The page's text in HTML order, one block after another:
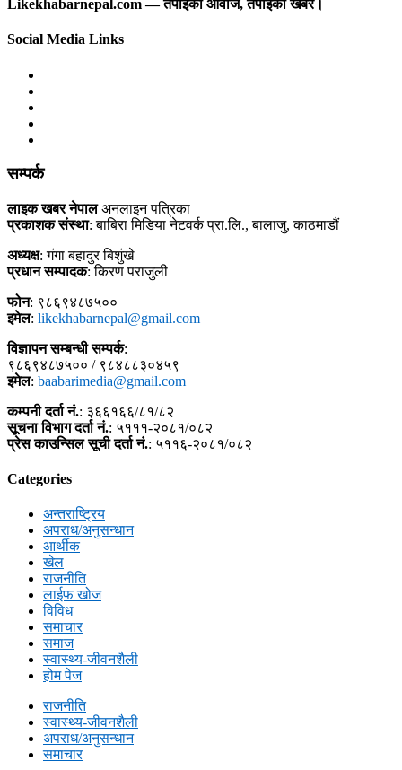
Likekhabarnepal.com — तपाईंको आवाज, तपाईंको खबर।
Social Media Links
सम्पर्क
लाइक खबर नेपालअनलाइन पत्रिका
प्रकाशक संस्था: बाबिरा मिडिया नेटवर्क प्रा.लि., बालाजु, काठमाडौं
अध्यक्ष: गंगा बहादुर बिशुंखे
प्रधान सम्पादक: किरण पराजुली
फोन: ९८६९४८७५००
इमेल: likekhabarnepal@gmail.com
विज्ञापन सम्बन्धी सम्पर्क:
९८६९४८७५०० / ९८४८८३०४५९
इमेल: baabarimedia@gmail.com
कम्पनी दर्ता नं.: ३६६१६६/८१/८२
सूचना विभाग दर्ता नं.: ५१११-२०८१/०८२
प्रेस काउन्सिल सूची दर्ता नं.: ५११६-२०८१/०८२
Categories
अन्तराष्ट्रिय
अपराध/अनुसन्धान
आर्थीक
खेल
राजनीति
लाईफ खोज
विविध
समाचार
समाज
स्वास्थ्य-जीवनशैली
होम पेज
राजनीति
स्वास्थ्य-जीवनशैली
अपराध/अनुसन्धान
समाचार